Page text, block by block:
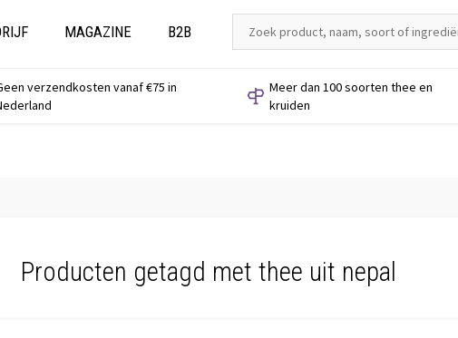
MAGAZINE B2B
verzendkosten vanaf €75 in
Meer dan 100 soorten thee en
kruiden
Producten getagd met thee uit nepal